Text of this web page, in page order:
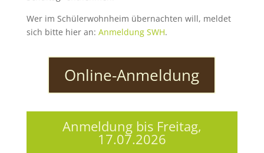
Wer im Schülerwohnheim übernachten will, meldet
sich bitte hier an: Anmeldung SWH.
Online-Anmeldung
Anmeldung bis Freitag,
17.07.2026